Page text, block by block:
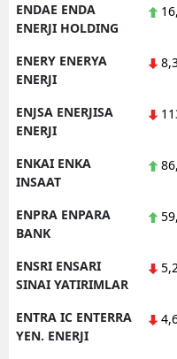
ENDAE ENDA
ENERJI HOLDING
ENERY ENERYA
ENERJI
ENJSA ENERJISA
ENERJI
ENKAI ENKA
INSAAT
ENPRA ENPARA
BANK
ENSRI ENSARI
SINAI YATIRIMLAR
ENTRA IC ENTERRA
YEN. ENERJI